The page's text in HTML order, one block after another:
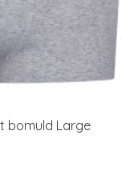
bomuld Large